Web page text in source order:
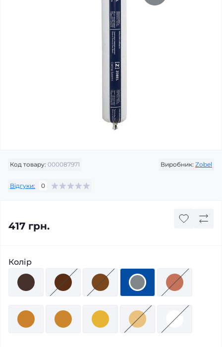
Код товару: 000087971 Виробник: Zobel
Відгуки: 0
417 грн.
Колір